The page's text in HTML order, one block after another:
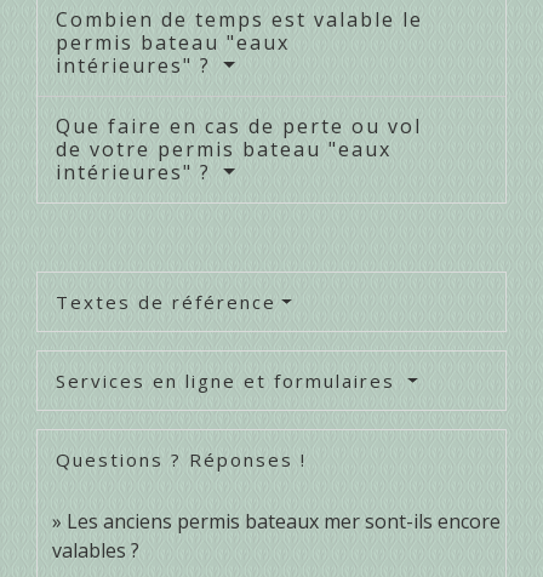
Combien de temps est valable le
permis bateau "eaux
intérieures" ?
Que faire en cas de perte ou vol
de votre permis bateau "eaux
intérieures" ?
Textes de référence
Services en ligne et formulaires
Questions ? Réponses !
Les anciens permis bateaux mer sont-ils encore
valables ?